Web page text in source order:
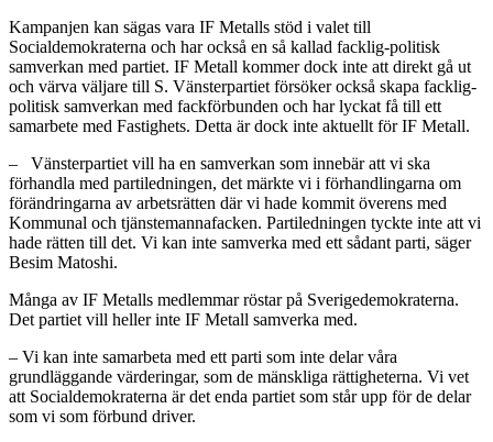
Kampanjen kan sägas vara IF Metalls stöd i valet till
Socialdemokraterna och har också en så kallad facklig-politisk
samverkan med partiet. IF Metall kommer dock inte att direkt gå ut
och värva väljare till S. Vänsterpartiet försöker också skapa facklig-
politisk samverkan med fackförbunden och har lyckat få till ett
samarbete med Fastighets. Detta är dock inte aktuellt för IF Metall.
– Vänsterpartiet vill ha en samverkan som innebär att vi ska
förhandla med partiledningen, det märkte vi i förhandlingarna om
förändringarna av arbetsrätten där vi hade kommit överens med
Kommunal och tjänstemannafacken. Partiledningen tyckte inte att vi
hade rätten till det. Vi kan inte samverka med ett sådant parti, säger
Besim Matoshi.
Många av IF Metalls medlemmar röstar på Sverigedemokraterna.
Det partiet vill heller inte IF Metall samverka med.
– Vi kan inte samarbeta med ett parti som inte delar våra
grundläggande värderingar, som de mänskliga rättigheterna. Vi vet
att Socialdemokraterna är det enda partiet som står upp för de delar
som vi som förbund driver.